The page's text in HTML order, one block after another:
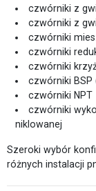
czwórniki z
czwórniki z
czwórniki
czwórniki
czwórniki
czwórniki BSP
czwórniki NPT
czwórniki
niklowanej
Szeroki wybór
różnych instalacji